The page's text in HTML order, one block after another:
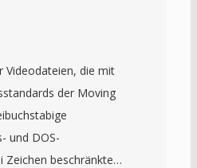
Videodateien, die mit
der Moving
und DOS-
beschränkten,